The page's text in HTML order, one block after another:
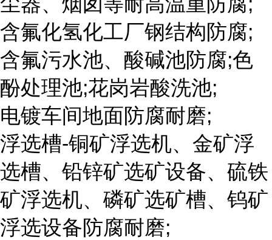
含氟化氢化工厂钢结构防腐;
含氟污水池、酸碱池防腐;色
酚处理池;花岗岩酸洗池;
电镀车间地面防腐耐磨;
浮选槽-铜矿浮选机、金矿浮
选槽、铅锌矿选矿设备、硫铁
矿浮选机、磷矿选矿槽、钨矿
浮选设备防腐耐磨;